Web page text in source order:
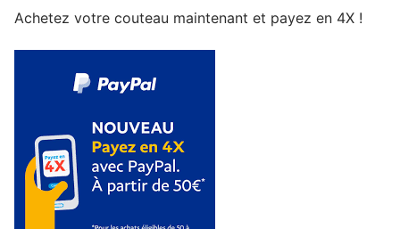
Achetez votre couteau maintenant et payez en 4X !